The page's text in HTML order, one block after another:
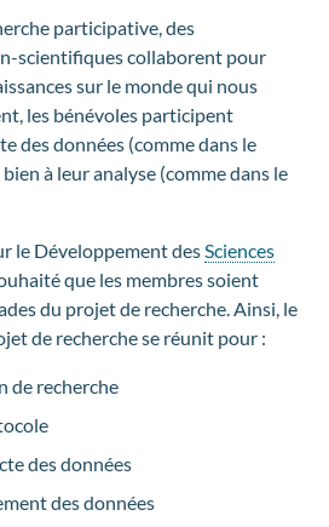
participative, des
scientifiques collaborent pour
sur le monde qui nous
les bénévoles participent
des données (comme dans le
bien à leur analyse (comme dans le
le Développement desSciences
que les membres soient
du projet de recherche. Ainsi, le
de recherche se réunit pour :
de recherche
des données
des données